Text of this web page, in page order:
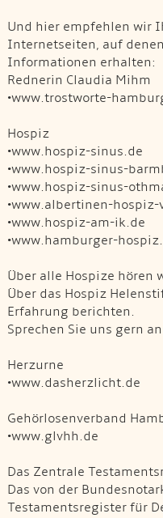
Und hier empfehlen wir
Internetseiten, auf
Informationen erhalten:
Rednerin Claudia Mihm
•www.trostworte-
Hospiz
•www.hospiz-sinus.de
•www.hospiz-sinus-
•www.hospiz-sinus-
•www.albertinen-
•www.hospiz-am-ik.de
•www.hamburger-
Über alle Hospize hören
Über das Hospiz
Erfahrung berichten.
Sprechen Sie uns gern
Herzurne
•www.dasherzlicht.de
Gehörlosenverband
•www.glvhh.de
Das Zentrale
Das von der
Testamentsregister für